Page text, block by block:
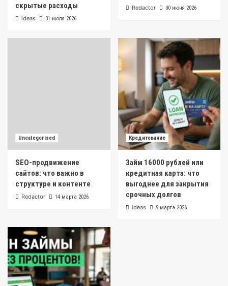
скрытые расходы
ideas 31 июля 2026
Redactor 30 июня 2026
Uncategorised
SEO-продвижение
сайтов: что важно в
структуре и контенте
Redactor 14 марта 2026
Кредитование
Займ 16000 рублей или
кредитная карта: что
выгоднее для закрытия
срочных долгов
ideas 9 марта 2026